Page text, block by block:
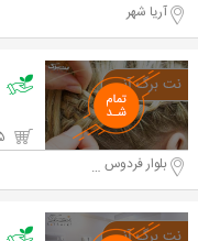
آریا شهر
بلوار فردوس شرق